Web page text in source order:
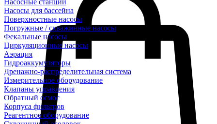
Насосные станции
Насосы для бассейна
Поверхностные насосы
Погружные / скважинные насосы
Фекальные насосы
Циркуляционные насосы
Аэрация
Гидроаккумуляторы
Дренажно-распределительная система
Измерительное оборудование
Клапаны управления
Обратный осмос
Корпуса фильтров
Реагентное оборудование